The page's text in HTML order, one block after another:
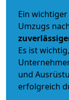
Ein
Umzugs
Es ist
und
erfolgreich